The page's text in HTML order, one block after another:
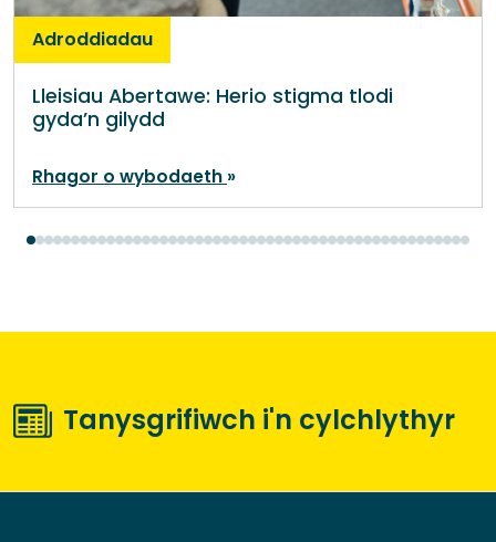
Adroddiadau
Lleisiau Abertawe: Herio stigma tlodi
gyda’n gilydd
Rhagor o wybodaeth
Tanysgrifiwch i'n cylchlythyr